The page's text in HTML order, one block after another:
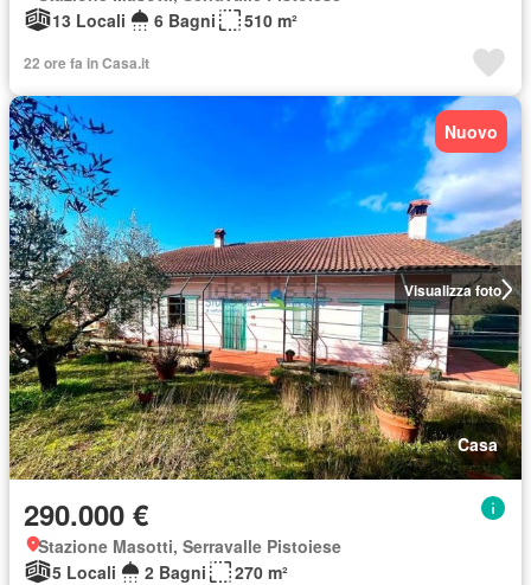
13 Locali
6 Bagni 510 m²
22 ore fa in Casa.it
Visualizza foto
Nuovo
Casa
290.000 €
Stazione Masotti, Serravalle Pistoiese
5 Locali
2 Bagni
270 m²